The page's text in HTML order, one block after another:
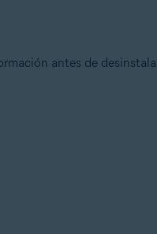
antes de